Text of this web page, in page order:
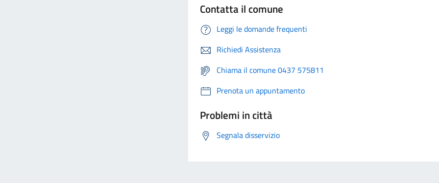
Contatta il comune
Leggi le domande frequenti
Richiedi Assistenza
Chiama il comune 0437 575811
Prenota un appuntamento
Problemi in città
Segnala disservizio